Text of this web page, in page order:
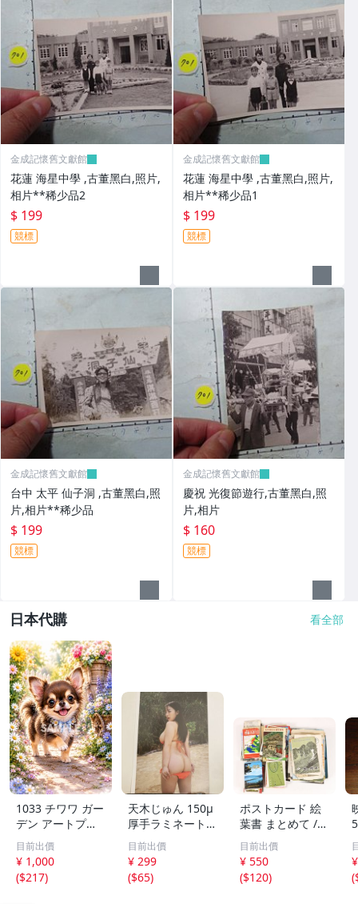
金成記懷舊文獻館
花蓮 海星中學 ,古董黑白,照片,
相片**稀少品2
$ 199
競標
金成記懷舊文獻館
花蓮 海星中學 ,古董黑白,照片,
相片**稀少品1
$ 199
競標
金成記懷舊文獻館
台中 太平 仙子洞 ,古董黑白,照
片,相片**稀少品
$ 199
競標
金成記懷舊文獻館
慶祝 光復節遊行,古董黑白,照
片,相片
$ 160
競標
日本代購 看全部
1033 チワワ ガー
デン アートプリ
ント 2L判 水彩画
風 犬 フラワー イ
ンテリア
目前出價
¥ 1,000
($217)
天木じゅん 150μ
厚手ラミネート加
工 6ページ 写真
集 SSS グラビア
切り抜き まとめ
て発送承ります。
目前出價
¥ 299
($65)
ポストカード 絵
葉書 まとめて /
大量 / アジア / 写
真 / 文化 / 観光 /
旅行 / はがき / 現
状品
目前出價
¥ 550
($120)
(